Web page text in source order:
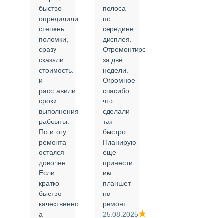
быстро
опредилили
степень
поломки,
сразу
сказали
стоимость,
и
расставили
сроки
выполнения
рабоыты.
По итогу
ремонта
остался
доволен.
Если
кратко
быстро
качественно
а
полоса
по
середине
дисплея.
Отремонтировали
за две
недели.
Огромное
спасибо
что
сделали
так
быстро.
Планирую
еще
принести
им
планшет
на
ремонт.
25.08.2025